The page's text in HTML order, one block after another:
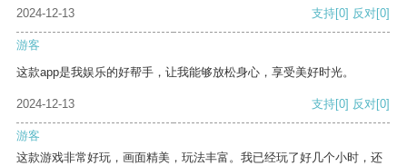
2024-12-13
支持[0] 反对[0]
游客
这款app是我娱乐的好帮手，让我能够放松身心，享受美好时光。
2024-12-13 支持[0] 反对[0]
游客
这款游戏非常好玩，画面精美，玩法丰富。我已经玩了好几个小时，还